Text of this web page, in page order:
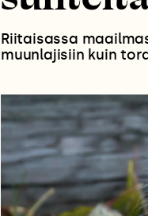
Riitaisassa
muunlajisiin kuin